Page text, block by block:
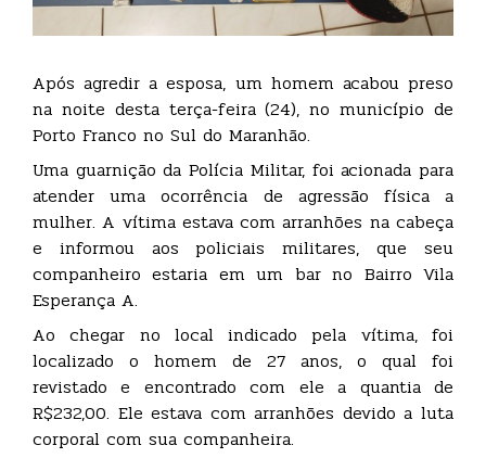
Após agredir a esposa, um homem acabou preso
na noite desta terça-feira (24), no município de
Porto Franco no Sul do Maranhão.
Uma guarnição da Polícia Militar, foi acionada para
atender uma ocorrência de agressão física a
mulher. A vítima estava com arranhões na cabeça
e informou aos policiais militares, que seu
companheiro estaria em um bar no Bairro Vila
Esperança A.
Ao chegar no local indicado pela vítima, foi
localizado o homem de 27 anos, o qual foi
revistado e encontrado com ele a quantia de
R$232,00. Ele estava com arranhões devido a luta
corporal com sua companheira.